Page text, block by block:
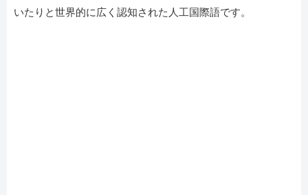
いたりと世界的に広く認知された人工国際語です。